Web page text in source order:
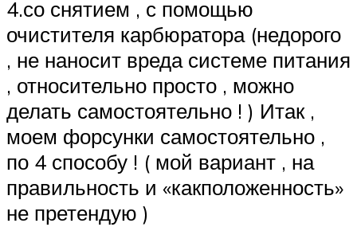
4.со снятием , с помощью
очистителя карбюратора (недорого
, не наносит вреда системе питания
, относительно просто , можно
делать самостоятельно ! ) Итак ,
моем форсунки самостоятельно ,
по 4 способу ! ( мой вариант , на
правильность и «какположенность»
не претендую )